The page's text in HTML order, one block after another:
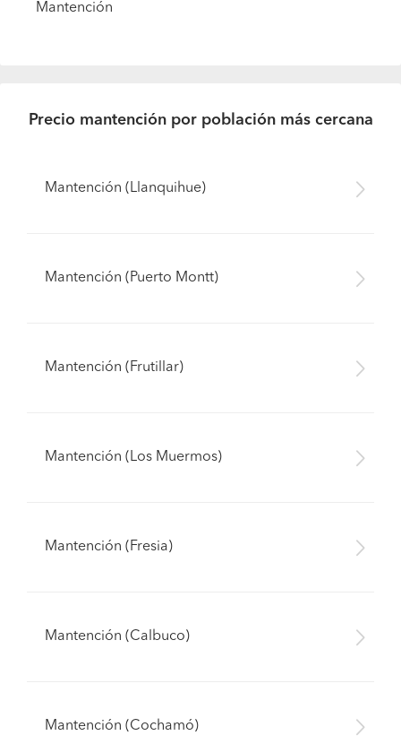
Mantención
Precio mantención por población más cercana
Mantención (Llanquihue)
Mantención (Puerto Montt)
Mantención (Frutillar)
Mantención (Los Muermos)
Mantención (Fresia)
Mantención (Calbuco)
Mantención (Cochamó)